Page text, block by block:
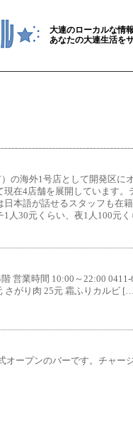
大連のローカルな情
あなたの大連生活をサ
の海外1号店として開発区に
在4店舗を展開しています
本語が話せるスタッフも在
人30元くらい、夜1人100元く
営業時間 10:00～22:00
さがり肉 25元 霜ふりカルビ
ープンのバーです。チャー